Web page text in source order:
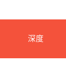
深度